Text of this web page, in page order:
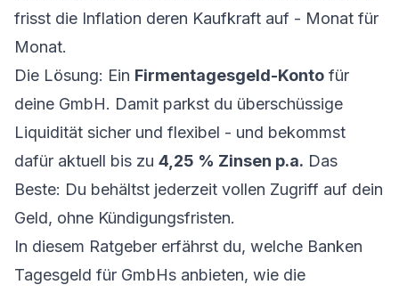
frisst die Inflation deren Kaufkraft auf - Monat für
Monat.
Die Lösung: Ein Firmentagesgeld-Konto für
deine GmbH. Damit parkst du überschüssige
Liquidität sicher und flexibel - und bekommst
dafür aktuell bis zu 4,25 % Zinsen p.a. Das
Beste: Du behältst jederzeit vollen Zugriff auf dein
Geld, ohne Kündigungsfristen.
In diesem Ratgeber erfährst du, welche Banken
Tagesgeld für GmbHs anbieten, wie die